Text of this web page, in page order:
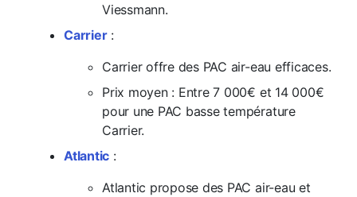
Viessmann.
Carrier:
Carrier offre des PAC air-eau efficaces.
Prix moyen : Entre 7 000€ et 14 000€
pour une PAC basse température
Carrier.
Atlantic :
Atlantic propose des PAC air-eau et